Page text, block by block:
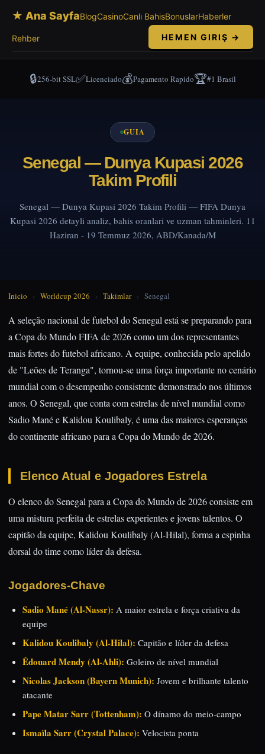
★ Ana SayfaBlogCasinoCanlı BahisBonuslarHaberler
Rehber HEMEN GIRIŞ →
🔒256-bit SSL✅Licenciado💰Pagamento Rapido🏆#1 Brasil
GUIA
Senegal — Dunya Kupasi 2026
Takim Profili
Senegal — Dunya Kupasi 2026 Takim Profili — FIFA Dunya
Kupasi 2026 detayli analiz, bahis oranlari ve uzman tahminleri. 11
Haziran - 19 Temmuz 2026, ABD/Kanada/M
Inicio › Worldcup 2026 › Takimlar › Senegal
A seleção nacional de futebol do Senegal está se preparando para
a Copa do Mundo FIFA de 2026 como um dos representantes
mais fortes do futebol africano. A equipe, conhecida pelo apelido
de "Leões de Teranga", tornou-se uma força importante no cenário
mundial com o desempenho consistente demonstrado nos últimos
anos. O Senegal, que conta com estrelas de nível mundial como
Sadio Mané e Kalidou Koulibaly, é uma das maiores esperanças
do continente africano para a Copa do Mundo de 2026.
Elenco Atual e Jogadores Estrela
O elenco do Senegal para a Copa do Mundo de 2026 consiste em
uma mistura perfeita de estrelas experientes e jovens talentos. O
capitão da equipe, Kalidou Koulibaly (Al-Hilal), forma a espinha
dorsal do time como líder da defesa.
Jogadores-Chave
Sadio Mané (Al-Nassr): A maior estrela e força criativa da
equipe
Kalidou Koulibaly (Al-Hilal): Capitão e líder da defesa
Édouard Mendy (Al-Ahli): Goleiro de nível mundial
Nicolas Jackson (Bayern Munich): Jovem e brilhante talento
atacante
Pape Matar Sarr (Tottenham): O dínamo do meio-campo
Ismaïla Sarr (Crystal Palace): Velocista ponta